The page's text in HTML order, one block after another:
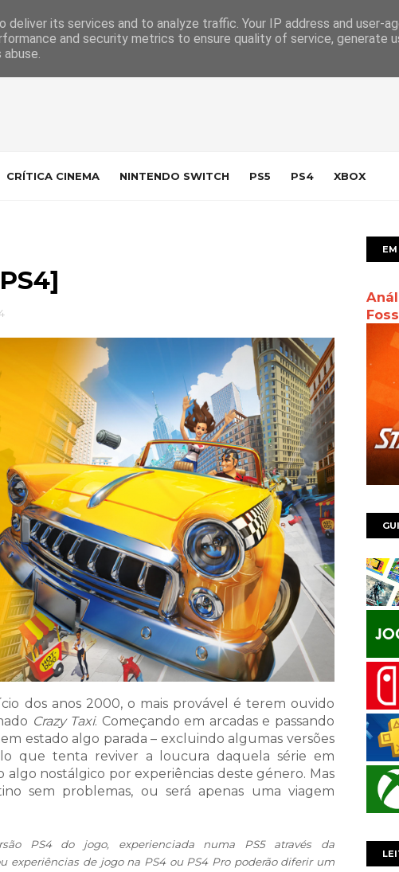
da Indústria Contacto
CRÍTICA CINEMA NINTENDO SWITCH PS5 PS4 XBOX
dos anos 2000, o mais provável é terem ouvido
Crazy Taxi. Começando em arcadas e passando
estado algo parada – excluindo algumas versões
que tenta reviver a loucura daquela série em
nostálgico por experiências deste género. Mas
sem problemas, ou será apenas uma viagem
PS4 do jogo, experienciada numa PS5 através da
experiências de jogo na PS4 ou PS4 Pro poderão diferir um
its services and to analyze traffic. Your IP address and user-
and security metrics to ensure quality of service, generate